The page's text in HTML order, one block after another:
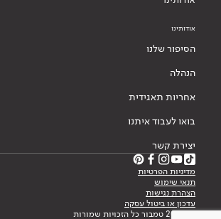
אודותינו
הסיפור שלנו
הנהלה
אחריות תאגידית
בואו לעבוד איתנו
יצירת קשר
מדיניות הפרטיות
תנאי שימוש
הצהרת נגישות
עדכון או ביטול עסקה
© 2026 טמבור כל הזכויות שמורות